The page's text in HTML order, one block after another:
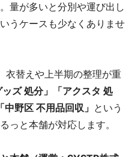
量が多いと分別や運び出し
うケースも少なくありませ
衣替えや上半期の整理が重
ッズ 処分」「アクスタ 処
野区 不用品回収」 という
っと本舗が対応します。